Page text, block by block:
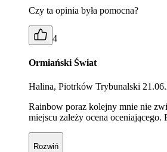
Czy ta opinia była pomocna?
4
Ormiański Świat
Halina, Piotrków Trybunalski
Rainbow poraz kolejny mnie nie
miejscu zależy ocena
Rozwiń